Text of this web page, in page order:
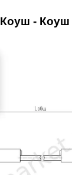
Коуш - Коуш